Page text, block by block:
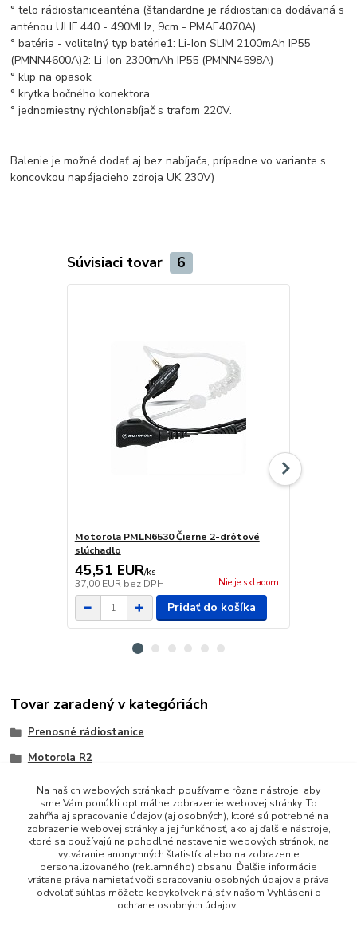
° telo rádiostaniceanténa (štandardne je rádiostanica dodávaná s
anténou UHF 440 - 490MHz, 9cm - PMAE4070A)
° batéria - voliteľný typ batérie1: Li-Ion SLIM 2100mAh IP55
(PMNN4600A)2: Li-Ion 2300mAh IP55 (PMNN4598A)
° klip na opasok
° krytka bočného konektora
° jednomiestny rýchlonabíjač s trafom 220V.
Balenie je možné dodať aj bez nabíjača, prípadne vo variante s
koncovkou napájacieho zdroja UK 230V)
Súvisiaci tovar 6
Motorola PMLN6530 Čierne 2-drôtové
slúchadlo
45,51 EUR/ks
37,00 EUR bez DPH Nie je skladom
Pridať do košíka
Tovar zaradený v kategóriách
Prenosné rádiostanice
Motorola R2
+421 948 229 224
Na našich webových stránkach používame rôzne nástroje, aby
sme Vám ponúkli optimálne zobrazenie webovej stránky. To
zahŕňa aj spracovanie údajov (aj osobných), ktoré sú potrebné na
zobrazenie webovej stránky a jej funkčnosť, ako aj ďalšie nástroje,
ktoré sa používajú na pohodlné nastavenie webových stránok, na
vytváranie anonymných štatistík alebo na zobrazenie
personalizovaného (reklamného) obsahu. Ďalšie informácie
vrátane práva namietať voči spracovaniu osobných údajov a práva
odvolať súhlas môžete kedykoľvek nájsť v našom Vyhlásení o
ochrane osobných údajov.